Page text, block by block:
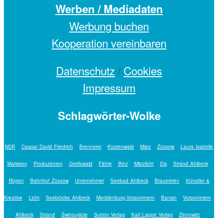
Werben / Mediadaten
Werbung buchen
Kooperation vereinbaren
Datenschutz/ Cookies
Impressum
Schlagwörter-Wolke
NDR Caspar David Friedrich Brennerei Küstenwald März Züssow Laura Isabelle
Marisken Produzenten Greifswald Fähre Binz Märzlicht Eis Strand Ahlbeck
Rügen Bahnhof Züssow Unternehmer Seebad Ahlbeck Brauereien Künstler &
Kreative Licht Seebrücke Ahlbeck Mecklenburg-Vorpommern Bansin Vorpommern
Ahlbeck Strand Świnoujście Sutton Verlag Karl Lappe Verlag Zinnowitz